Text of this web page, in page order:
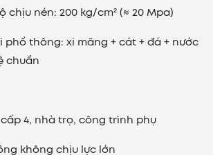
chịu nén: 200 kg/cm² (≈ 20 Mpa)
phổ thông: xi măng + cát + đá + nước
chuẩn
4, nhà trọ, công trình phụ
không chịu lực lớn